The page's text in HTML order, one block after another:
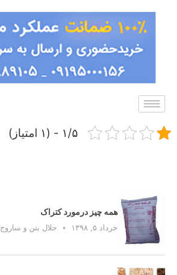
۱/۵ - (۱ امتیاز)
همه چیز درمورد کتراک
خرداد ۵, ۱۳۹۸ حلال بتن و ساروج